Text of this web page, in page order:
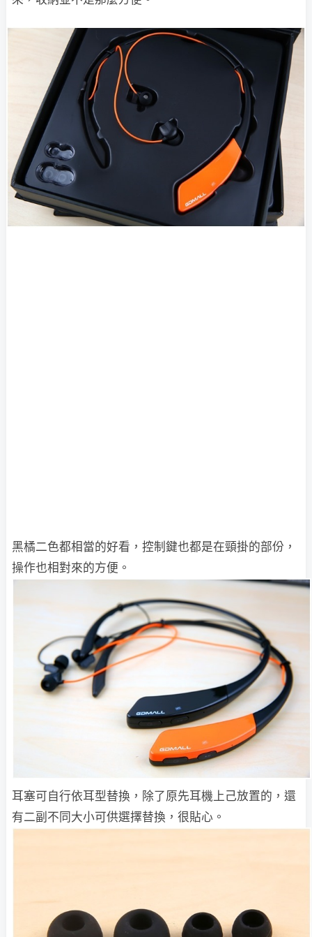
黑橘二色都相當的好看，控制鍵也都是在頸掛的部份，
操作也相對來的方便。
耳塞可自行依耳型替換，除了原先耳機上己放置的，還
有二副不同大小可供選擇替換，很貼心。